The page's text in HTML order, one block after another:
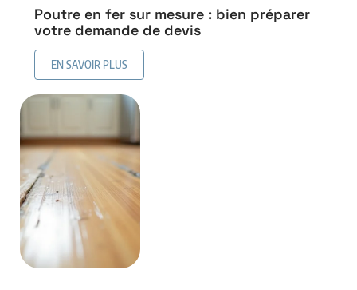
Poutre en fer sur mesure : bien préparer
votre demande de devis
EN SAVOIR PLUS